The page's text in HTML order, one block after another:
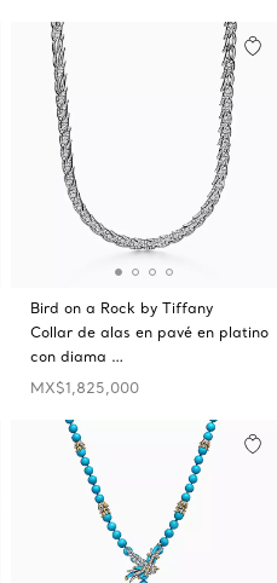
Bird on a Rock by Tiffany
Collar de alas en pavé en platino
con diama …
MX$1,825,000